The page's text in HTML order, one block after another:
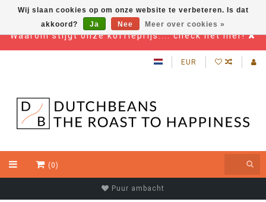
Waarom stijgt onze koffieprijs.... check het hier!
EUR
(0)
Puur ambacht
Wij slaan cookies op om onze website te verbeteren. Is dat
akkoord?
Ja Nee Meer over cookies »